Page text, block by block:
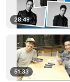
28:48
51:33